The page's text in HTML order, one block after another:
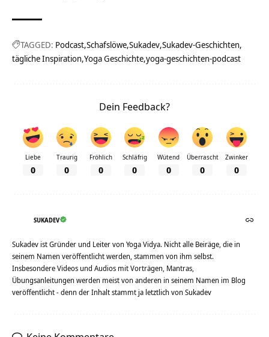
TAGGED: Podcast Schafslöwe Sukadev Sukadev-Geschichten
tägliche Inspiration Yoga Geschichte yoga-geschichten-podcast
Dein Feedback?
Liebe
0
Traurig
0
Fröhlich
0
Schläfrig
0
Wütend
0
Überrascht
0
Zwinker
0
SUKADEV
Sukadev ist Gründer und Leiter von Yoga Vidya. Nicht alle Beiräge, die in
seinem Namen veröffentlicht werden, stammen von ihm selbst.
Insbesondere Videos und Audios mit Vorträgen, Mantras,
Übungsanleitungen werden meist von anderen in seinem Namen im Blog
veröffentlicht - denn der Inhalt stammt ja letztlich von Sukadev